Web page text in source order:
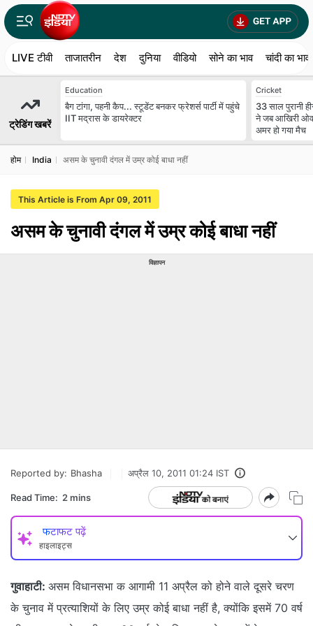
LIVE टीवी ताजातरीन देश दुनिया वीडियो सोने का भाव चांदी का भाव
ट्रेडिंग खबरें
Education
बैग टांगा, पहनी कैप... स्टूडेंट बनकर फ्रेशर्स पार्टी में पहुंचे
IIT मद्रास के डायरेक्टर
Cricket
33 साल पुरानी
ने जब आखिरी
अमर हो गया मैच
होम India असम के चुनावी दंगल में उम्र कोई बाधा नहीं
This Article is From Apr 09, 2011
असम के चुनावी दंगल में उम्र कोई बाधा नहीं
विज्ञापन
Reported by: Bhasha अप्रैल 10, 2011 01:24 IST
Read Time: 2 mins
फटाफट पढ़ें
हाइलाइट्स
गुवाहाटी: असम विधानसभा क आगामी 11 अप्रैल को होने वाले दूसरे चरण
के चुनाव में प्रत्याशियों के लिए उम्र कोई बाधा नहीं है, क्योंकि इसमें 70 वर्ष